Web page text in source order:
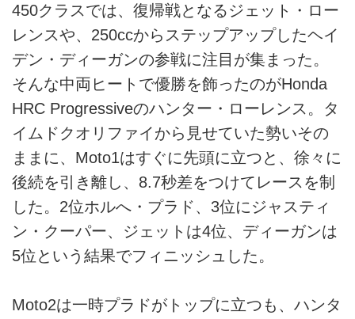
450クラスでは、復帰戦となるジェット・ロー
レンスや、250ccからステップアップしたヘイ
デン・ディーガンの参戦に注目が集まった。
そんな中両ヒートで優勝を飾ったのがHonda
HRC Progressiveのハンター・ローレンス。タ
イムドクオリファイから見せていた勢いその
ままに、Moto1はすぐに先頭に立つと、徐々に
後続を引き離し、8.7秒差をつけてレースを制
した。2位ホルへ・プラド、3位にジャスティ
ン・クーパー、ジェットは4位、ディーガンは
5位という結果でフィニッシュした。
Moto2は一時プラドがトップに立つも、ハンタ